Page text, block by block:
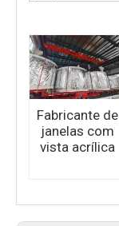
Fabricante de
janelas com
vista acrílica